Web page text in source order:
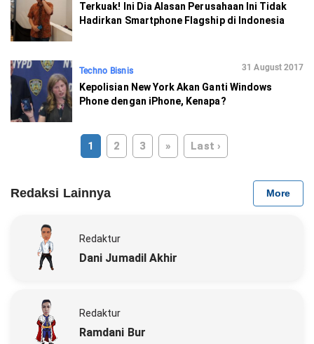
Terkuak! Ini Dia Alasan Perusahaan Ini Tidak
Hadirkan Smartphone Flagship di Indonesia
Techno Bisnis 31 August 2017
Kepolisian New York Akan Ganti Windows
Phone dengan iPhone, Kenapa?
1 2 3 » Last ›
Redaksi Lainnya More
Redaktur
Dani Jumadil Akhir
Redaktur
Ramdani Bur